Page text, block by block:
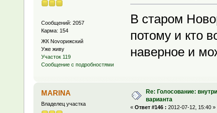
Сообщений: 2057
Карма: 154
ЖК Novoрижский
Уже живу
Участок 119
Сообщение с подробностями
В старом
потому и кто
наверное и
MARINA
Владелец участка
Re: Голосование:
варианта
« Ответ #146 : 2012-07-12, 15:40 »